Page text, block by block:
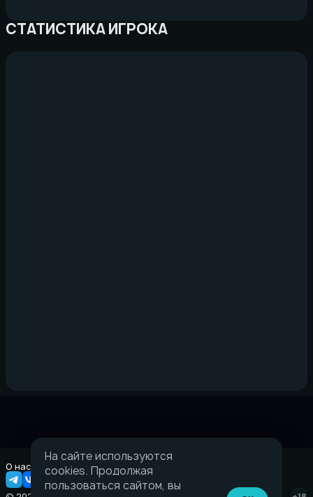
СТАТИСТИКА ИГРОКА
О нас Правовая информация
На сайте используются
cookies. Продолжая
пользоваться сайтом, вы